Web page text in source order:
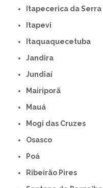
Itapecerica da Serra
Itapevi
Itaquaquecetuba
Jandira
Jundiaí
Mairiporã
Mauá
Mogi das Cruzes
Osasco
Poá
Ribeirão Pires